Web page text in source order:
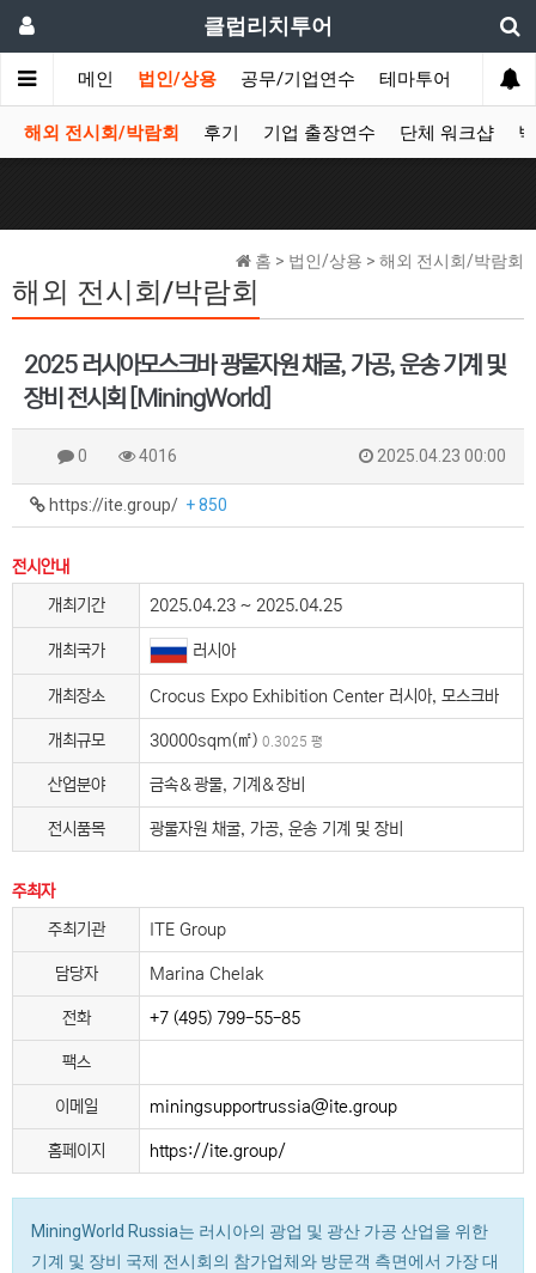
클럽리치투어
메인 법인/상용 공무/기업연수 테마투어 데이투
해외 전시회/박람회 후기 기업 출장연수 단체 워크샵
홈 > 법인/상용 > 해외 전시회/박람회
해외 전시회/박람회
2025 러시아모스크바 광물자원 채굴, 가공, 운송 기계 및
장비 전시회 [MiningWorld]
0 4016 2025.04.23 00:00
https://ite.group/ + 850
전시안내
개최기간
2025.04.23 ~ 2025.04.25
개최국가 러시아
개최장소 Crocus Expo Exhibition Center 러시아, 모스크바
개최규모 30000sqm(㎡) 0.3025 평
산업분야 금속＆광물, 기계＆장비
전시품목 광물자원 채굴, 가공, 운송 기계 및 장비
주최자
주최기관
ITE Group
담당자 Marina Chelak
전화 +7 (495) 799-55-85
팩스
이메일 miningsupportrussia@ite.group
홈페이지 https://ite.group/
MiningWorld Russia는 러시아의 광업 및 광산 가공 산업을 위한
기계 및 장비 국제 전시회의 참가업체와 방문객 측면에서 가장 대